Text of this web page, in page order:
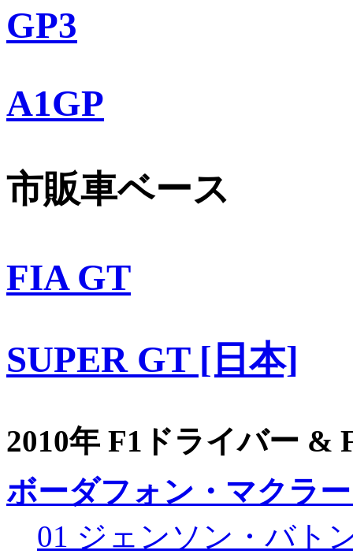
GP3
A1GP
市販車ベース
FIA GT
SUPER GT [日本]
2010年 F1ドライバー &
ボーダフォン・マクラ
01 ジェンソン・バト